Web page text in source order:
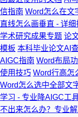
信指南 Word怎么在文
直线怎么画垂直 - 详细
学术研究成果专题 论
模板 本科毕业论文AI
AIGC指南 Word布局
使用技巧 Word行高怎
Word怎么选中全部文
学习 - 专业降AIGC工
不出来怎么办？专业